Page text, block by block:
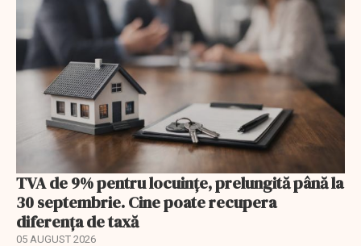
TVA de 9% pentru locuințe, prelungită până la
30 septembrie. Cine poate recupera
diferența de taxă
05 AUGUST 2026